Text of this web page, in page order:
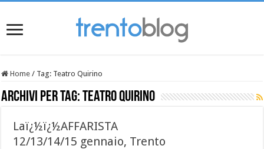
Home / Tag: Teatro Quirino
Archivi per tag:Teatro Quirino
Laï¿½ï¿½AFFARISTA
12/13/14/15 gennaio, Trento